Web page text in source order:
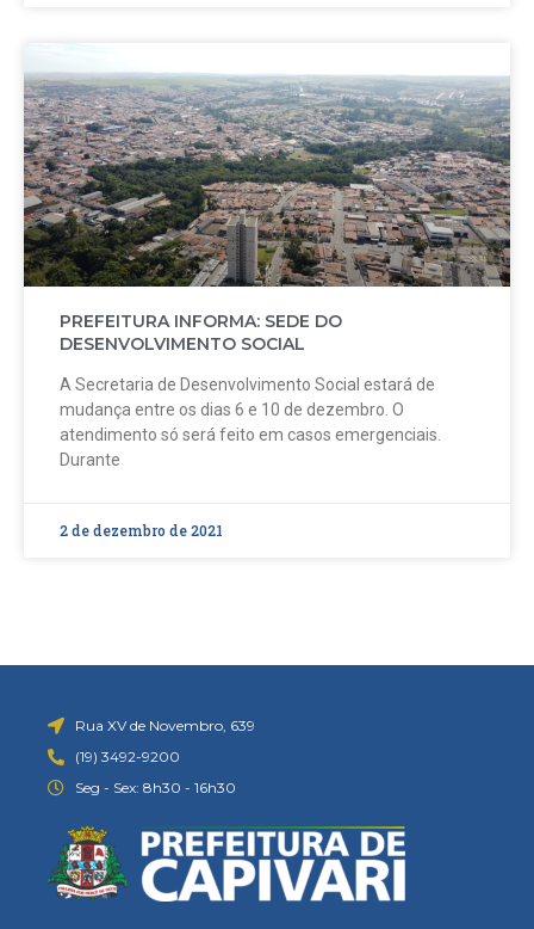
PREFEITURA INFORMA: SEDE DO
DESENVOLVIMENTO SOCIAL
A Secretaria de Desenvolvimento Social estará de
mudança entre os dias 6 e 10 de dezembro. O
atendimento só será feito em casos emergenciais.
Durante
2 de dezembro de 2021
Rua XV de Novembro, 639
(19) 3492-9200
Seg - Sex: 8h30 - 16h30